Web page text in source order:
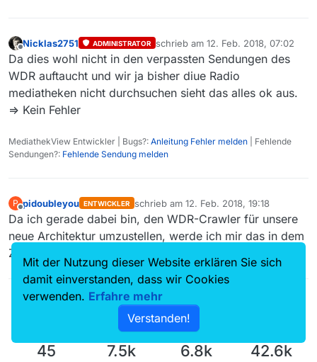
Offline
Nicklas2751 ADMINISTRATOR schrieb am 12. Feb. 2018, 07:02
zuletzt editiert von
Da dies wohl nicht in den verpassten Sendungen des
WDR auftaucht und wir ja bisher diue Radio
mediatheken nicht durchsuchen sieht das alles ok aus.
=> Kein Fehler
MediathekView Entwickler | Bugs?: Anleitung Fehler melden | Fehlende
Sendungen?: Fehlende Sendung melden
P
Offline
pidoubleyou ENTWICKLER schrieb am 12. Feb. 2018, 19:18
zuletzt editiert von
Da ich gerade dabei bin, den WDR-Crawler für unsere
neue Architektur umzustellen, werde ich mir das in dem
Zuge mit anschauen.
45 7.5k 6.8k 42.6k
Mit der Nutzung dieser Website erklären Sie sich
damit einverstanden, dass wir Cookies
verwenden. Erfahre mehr
Verstanden!